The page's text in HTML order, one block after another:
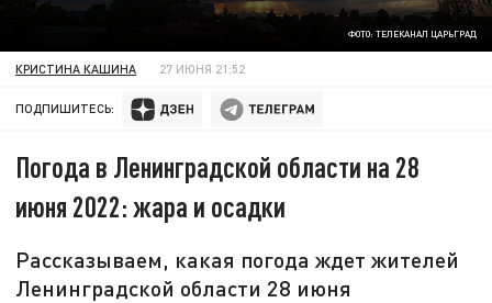
ФОТО: ТЕЛЕКАНАЛ ЦАРЬГРАД
КРИСТИНА КАШИНА 27 ИЮНЯ 21:52
ПОДПИШИТЕСЬ:
Погода в Ленинградской области на 28
июня 2022: жара и осадки
Рассказываем, какая погода ждет жителей
Ленинградской области 28 июня